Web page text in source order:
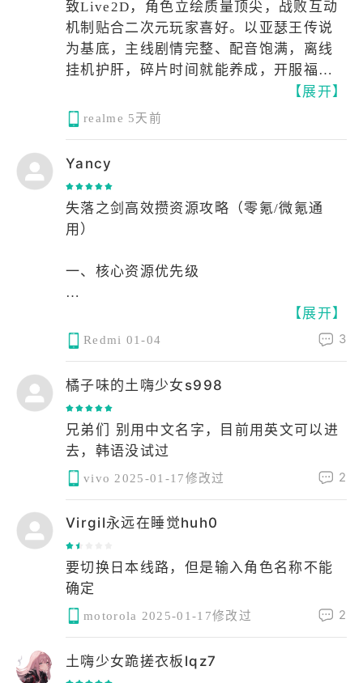
现与无装备抽卡的公平设定，让成长回归
玩法本身，零氪与微氪玩家皆能收获成就
感。无论是组队挑战世界首领的热血协
作，还是迷宫探索中的随机惊喜，都让冒
更难得的是它对「冒险本质的温柔诠
的叙事，碎片化剧情与角色羁绊交织，让
探索不止于资源收集，更成为解锁世界观
与情感联结的过程。持续更新的章节与活
动、兼顾画质与性能的优化，让这份奇幻
的乐趣，还是沉醉于二次元美学与角色羁
绊，都能在此找到属于自己的冒险意义。
致Live2D，角色立绘质量顶尖，战败互动
机制贴合二次元玩家喜好。以亚瑟王传说
为基底，主线剧情完整、配音饱满，离线
挂机护肝，碎片时间就能养成，开服福利
深度不足，后期重复度高；角色养成门槛
高，满配需多张同卡，氪金压力偏大。国
全，登录偶有卡顿。运营平衡性不稳，角
色强度频繁改动，活动内容单薄。
适合看重角色画风、只想轻度挂机养成的
玩家；追求硬核策略、完整本地化体验的
【展开】
realme 5天前
Yancy
失落之剑高效攒资源攻略（零氪/微氪通
用）
一、核心资源优先级
- 钻石：抽卡核心货币，优先通过日常/周
任务、主线里程碑、竞技场赛季结算获
比远超角色币。
- 金魂/稀有灵魂：仅换自选五星角色/宠物
券，避开4000积分随机选项，优先1600积
分首次自选。
​
- 属性石：每日扫荡对应元素副本（周三
火、周日混沌等），优先攒火系（15%攻
击力加成），四星性价比高于五星。
【展开】
Redmi 01-04 3
橘子味的土嗨少女s998
兄弟们 别用中文名字，目前用英文可以进
去，韩语没试过
vivo 2025-01-17修改过 2
Virgil永远在睡觉huh0
要切换日本线路，但是输入角色名称不能
确定
motorola 2025-01-17修改过 2
土嗨少女跪搓衣板lqz7